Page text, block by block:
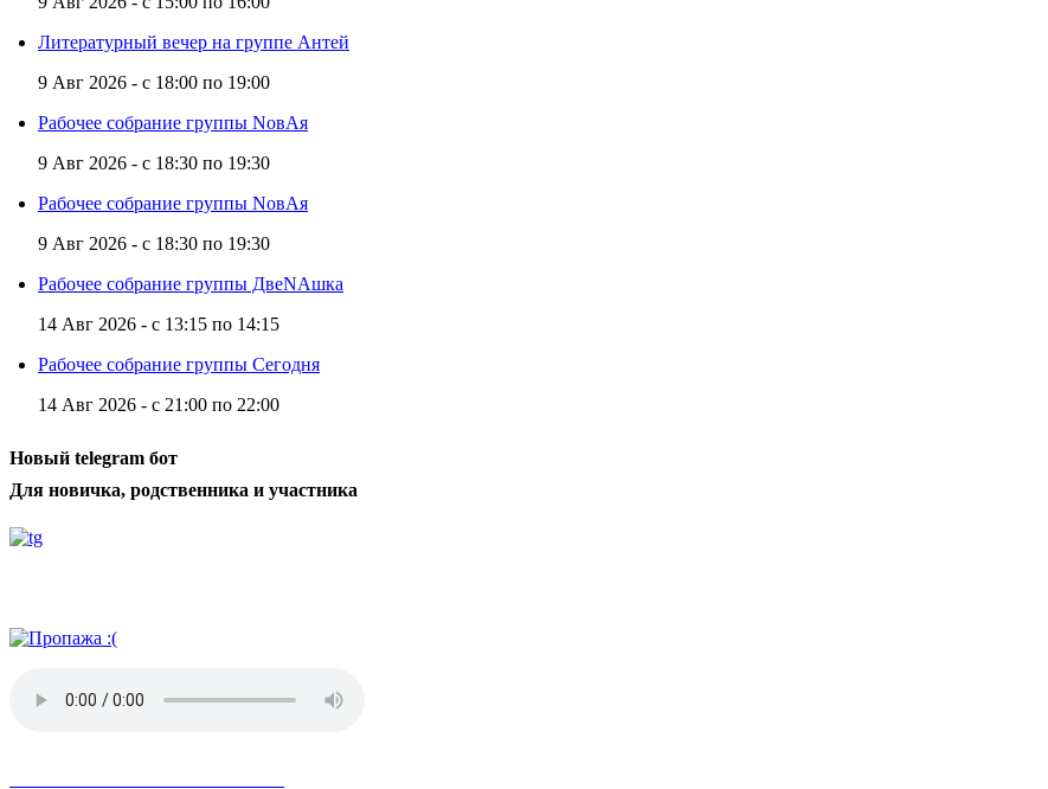
Литературный вечер на группе Антей
9 Авг 2026 - с 18:00 по 19:00
Рабочее собрание группы NовАя
9 Авг 2026 - с 18:30 по 19:30
Рабочее собрание группы NовАя
9 Авг 2026 - с 18:30 по 19:30
Рабочее собрание группы ДвеNAшка
14 Авг 2026 - с 13:15 по 14:15
Рабочее собрание группы Сегодня
14 Авг 2026 - с 21:00 по 22:00
Новый telegram бот
Для новичка, родственника и участника